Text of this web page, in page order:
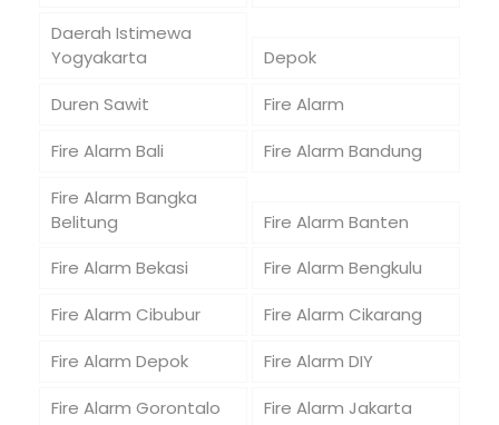
Daerah Istimewa
Yogyakarta
Depok
Duren Sawit
Fire Alarm
Fire Alarm Bali
Fire Alarm Bandung
Fire Alarm Bangka
Belitung
Fire Alarm Banten
Fire Alarm Bekasi
Fire Alarm Bengkulu
Fire Alarm Cibubur
Fire Alarm Cikarang
Fire Alarm Depok
Fire Alarm DIY
Fire Alarm Gorontalo
Fire Alarm Jakarta